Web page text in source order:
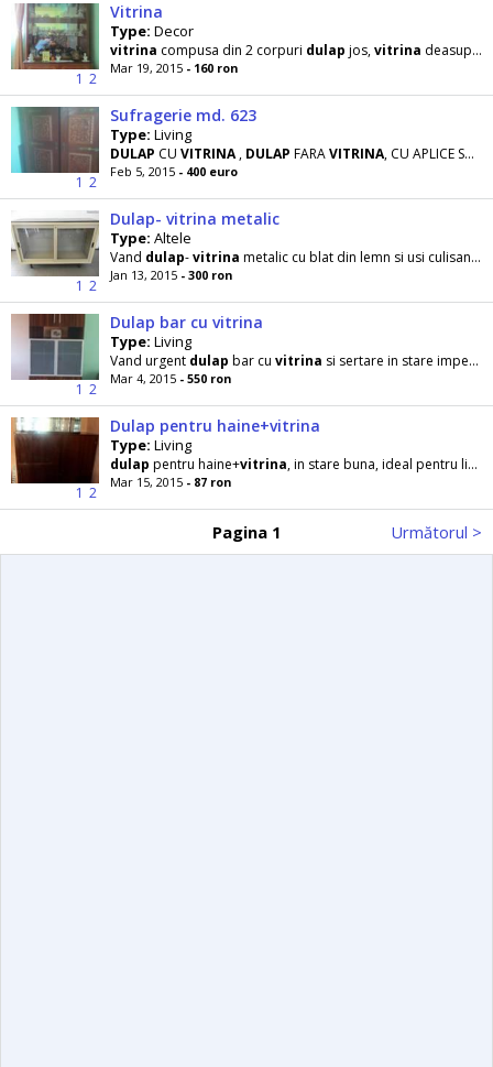
1 2
Vitrina
Type: Decor
vitrina compusa din 2 corpuri dulap jos,vitrina deasupra lemn- pal dimensiuni
Mar 19, 2015 - 160 ron
1 2
Sufragerie md. 623
Type: Living
DULAP CU VITRINA, DULAP FARAVITRINA, CU APLICE SCULPTATE DIN LEMN , MASA EXTENSIBILA PENTRU 12
Feb 5, 2015 - 400 euro
1 2
Dulap- vitrina metalic
Type: Altele
Vand dulap-vitrina metalic cu blat din lemn si usi culisante vitrate cu incuietoare
Jan 13, 2015 - 300 ron
1 2
Dulap bar cu vitrina
Type: Living
Vand urgent dulap bar cu vitrina si sertare in stare impecabila.
Mar 4, 2015 - 550 ron
1 2
Dulap pentru haine+vitrina
Type: Living
dulap pentru haine+vitrina, in stare buna, ideal pentru living, pret 870 ron negociabil
Mar 15, 2015 - 87 ron
Pagina 1 Următorul >